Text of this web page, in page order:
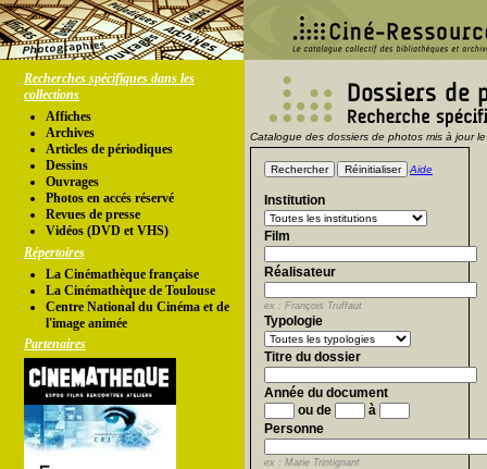
Recherches spécifiques dans les
collections
Affiches
Archives
Articles de périodiques
Dessins
Ouvrages
Photos en accés réservé
Revues de presse
Vidéos (DVD et VHS)
Répertoires
La Cinémathèque française
La Cinémathèque de Toulouse
Centre National du Cinéma et de
l'image animée
Partenaires
Catalogue des dossiers de photos mis à jour
Aide
Institution
Film
Réalisateur
ex : François Truffaut
Typologie
Titre du dossier
Année du document
ou de
à
Personne
ex : Marie Trintignant